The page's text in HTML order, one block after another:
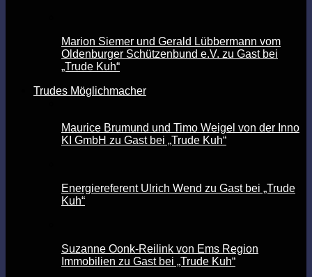
Marion Siemer und Gerald Lübbermann vom
Oldenburger Schützenbund e.V. zu Gast bei
„Trude Kuh“
Trudes Möglichmacher
Maurice Brumund und Timo Weigel von der Inno
KI GmbH zu Gast bei „Trude Kuh“
Energiereferent Ulrich Wend zu Gast bei „Trude
Kuh“
Suzanne Oonk-Reilink von Ems Region
Immobilien zu Gast bei „Trude Kuh“